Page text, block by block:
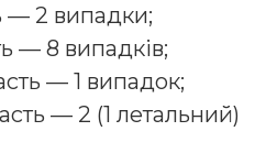
— 2 випадки;
— 8 випадків;
— 1 випадок;
— 2 (1 летальний)